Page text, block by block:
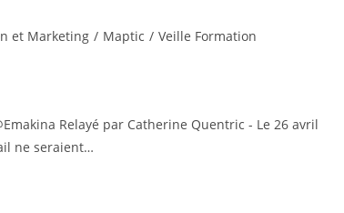
et Marketing / Maptic / Veille Formation
Relayé par Catherine Quentric - Le 26 avril
ne seraient…